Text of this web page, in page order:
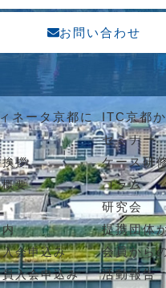
お問い合わせ
ネータ京都に
挨拶
概要
内
会申込み
入会申込み
ITC京都
セミナー
ケース研
コラム
研究会
提携団体
会員から
活動報告